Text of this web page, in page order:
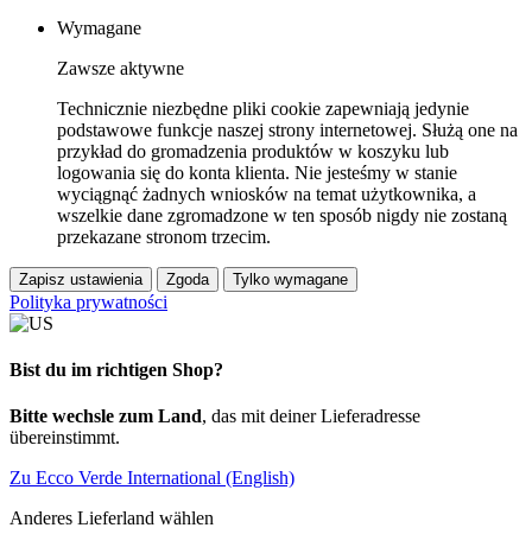
Wymagane
Zawsze aktywne
Technicznie niezbędne pliki cookie zapewniają jedynie
podstawowe funkcje naszej strony internetowej. Służą one na
przykład do gromadzenia produktów w koszyku lub
logowania się do konta klienta. Nie jesteśmy w stanie
wyciągnąć żadnych wniosków na temat użytkownika, a
wszelkie dane zgromadzone w ten sposób nigdy nie zostaną
przekazane stronom trzecim.
Zapisz ustawienia Zgoda Tylko wymagane
Polityka prywatności
Bist du im richtigen Shop?
Bitte wechsle zum Land, das mit deiner Lieferadresse
übereinstimmt.
Zu Ecco Verde International (English)
Anderes Lieferland wählen